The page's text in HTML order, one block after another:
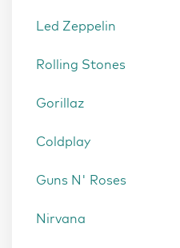
Led Zeppelin
Rolling Stones
Gorillaz
Coldplay
Guns N' Roses
Nirvana